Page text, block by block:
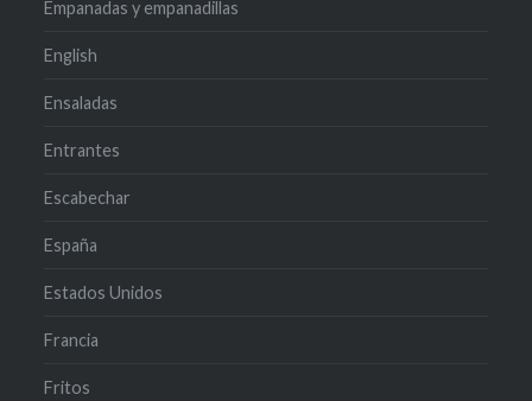
Empanadas y empanadillas
English
Ensaladas
Entrantes
Escabechar
España
Estados Unidos
Francia
Fritos